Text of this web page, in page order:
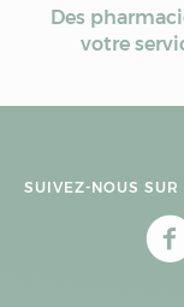
Des
votre
SUIVEZ-NOUS